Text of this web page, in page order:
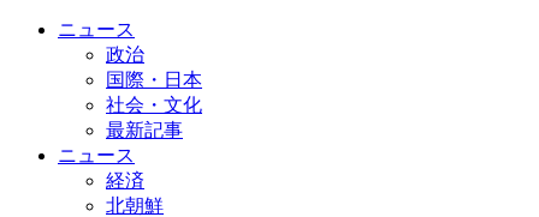
ニュース
政治
国際・日本
社会・文化
最新記事
ニュース
経済
北朝鮮